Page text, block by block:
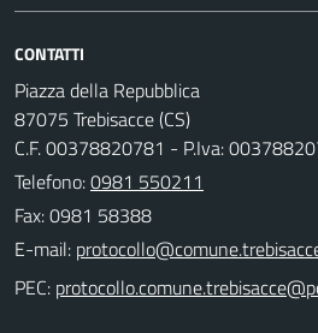
CONTATTI
Piazza della Repubblica
87075 Trebisacce (CS)
C.F. 00378820781 - P.Iva:
Telefono:0981 550211
Fax: 0981 58388
E-mail:
PEC: